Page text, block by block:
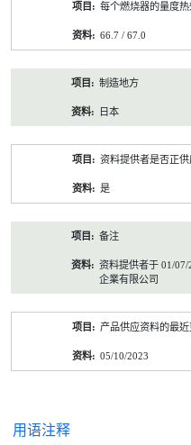
每个燃烧器的量度
66.7 / 67.0
制造地方
日本
资料提供者是否正供
是
备注
资料提供者于 01/
企業有限公司
产品供应资料的最
05/10/2023
用语注释